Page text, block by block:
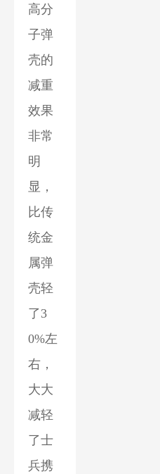
高分
子弹
壳的
减重
效果
非常
明
显，
比传
统金
属弹
壳轻
了3
0%左
右，
大大
减轻
了士
兵携